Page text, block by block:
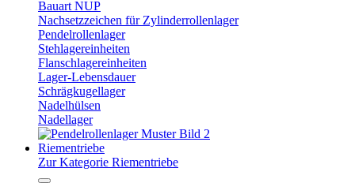
Bauart NUP
Nachsetzzeichen für Zylinderrollenlager
Pendelrollenlager
Stehlagereinheiten
Flanschlagereinheiten
Lager-Lebensdauer
Schrägkugellager
Nadelhülsen
Nadellager
Riementriebe
Zur Kategorie Riementriebe